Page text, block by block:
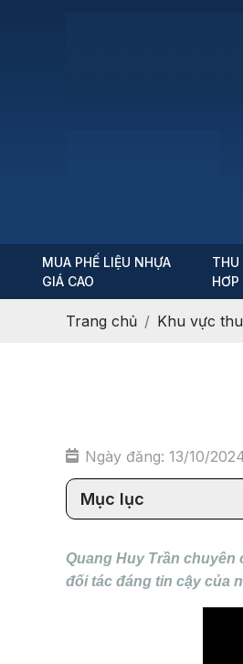
MUA PHẾ LIỆU NHỰA
GIÁ CAO
THU
HƠP
Trang chủ Khu vực
Ngày đăng: 13/10/
Mục lục
Quang Huy Trần
đối tác đáng tin cậy của